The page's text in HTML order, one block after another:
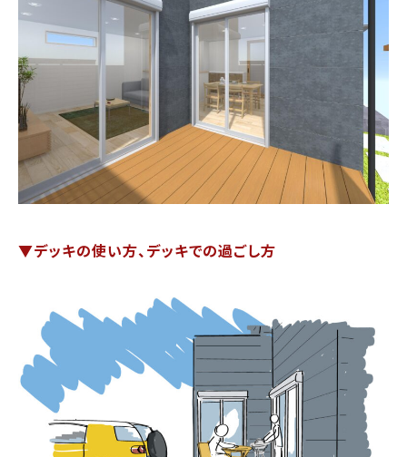
▼デッキの使い方、デッキでの過ごし方